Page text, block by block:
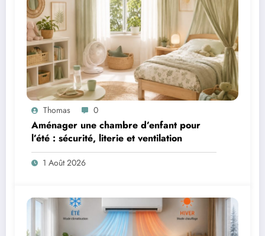
Thomas 0
Aménager une chambre d’enfant pour
l’été : sécurité, literie et ventilation
1 Août 2026